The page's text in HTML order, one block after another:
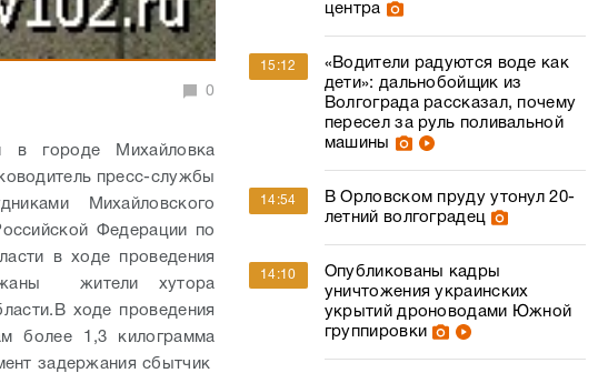
0
в городе Михайловка
пресс-службы
Михайловского
Федерации по
в ходе проведения
жители хутора
В ходе проведения
более 1,3 килограмма
задержания сбытчик
центра
15:12
«Водители радуются воде как
дети»: дальнобойщик из
Волгограда рассказал, почему
пересел за руль поливальной
машины
14:54
В Орловском пруду утонул 20-
летний волгоградец
14:10
Опубликованы кадры
уничтожения украинских
укрытий дроноводами Южной
группировки